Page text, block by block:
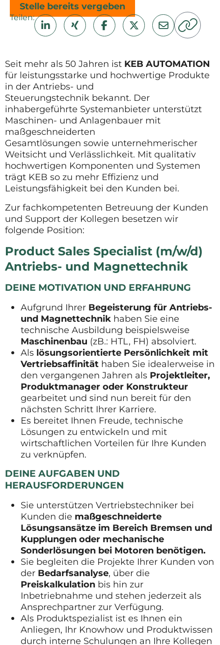
Stelle bereits vergeben
Teilen:
Seit mehr als 50 Jahren ist KEB AUTOMATION
für leistungsstarke und hochwertige Produkte
in der Antriebs- und
Steuerungstechnik bekannt. Der
inhabergeführte Systemanbieter unterstützt
Maschinen- und Anlagenbauer mit
maßgeschneiderten
Gesamtlösungen sowie unternehmerischer
Weitsicht und Verlässlichkeit. Mit qualitativ
hochwertigen Komponenten und Systemen
trägt KEB so zu mehr Effizienz und
Leistungsfähigkeit bei den Kunden bei.
Zur fachkompetenten Betreuung der Kunden
und Support der Kollegen besetzen wir
folgende Position:
Product Sales Specialist (m/w/d)
Antriebs- und Magnettechnik
DEINE MOTIVATION UND ERFAHRUNG
Aufgrund Ihrer Begeisterung für Antriebs-
und Magnettechnik haben Sie eine
technische Ausbildung beispielsweise
Maschinenbau (zB.: HTL, FH) absolviert.
Als lösungsorientierte Persönlichkeit mit
Vertriebsaffinität haben Sie idealerweise in
den vergangenen Jahren als Projektleiter,
Produktmanager oder Konstrukteur
gearbeitet und sind nun bereit für den
nächsten Schritt Ihrer Karriere.
Es bereitet Ihnen Freude, technische
Lösungen zu entwickeln und mit
wirtschaftlichen Vorteilen für Ihre Kunden
zu verknüpfen.
DEINE AUFGABEN UND
HERAUSFORDERUNGEN
Sie unterstützen Vertriebstechniker bei
Kunden die maßgeschneiderte
Lösungsansätze im Bereich Bremsen und
Kupplungen oder mechanische
Sonderlösungen bei Motoren benötigen.
Sie begleiten die Projekte Ihrer Kunden von
der Bedarfsanalyse, über die
Preiskalkulation bis hin zur
Inbetriebnahme und stehen jederzeit als
Ansprechpartner zur Verfügung.
Als Produktspezialist ist es Ihnen ein
Anliegen, Ihr Knowhow und Produktwissen
durch interne Schulungen an Ihre Kollegen